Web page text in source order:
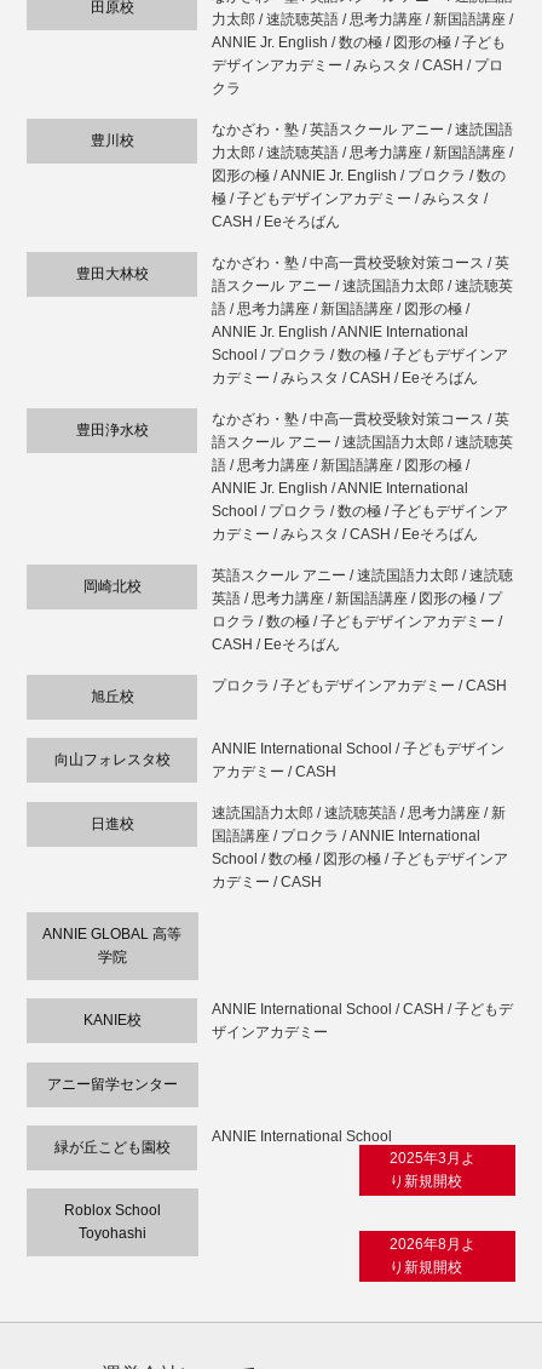
田原校
力太郎 / 速読聴英語 / 思考力講座 / 新国語講座 /
ANNIE Jr. English / 数の極 / 図形の極 / 子ども
デザインアカデミー / みらスタ / CASH / プロ
クラ
豊川校
なかざわ・塾 / 英語スクール アニー / 速読国語
力太郎 / 速読聴英語 / 思考力講座 / 新国語講座 /
図形の極 / ANNIE Jr. English / プロクラ / 数の
極 / 子どもデザインアカデミー / みらスタ /
CASH / Eeそろばん
豊田大林校
なかざわ・塾 / 中高一貫校受験対策コース / 英
語スクール アニー / 速読国語力太郎 / 速読聴英
語 / 思考力講座 / 新国語講座 / 図形の極 /
ANNIE Jr. English / ANNIE International
School / プロクラ / 数の極 / 子どもデザインア
カデミー / みらスタ / CASH / Eeそろばん
豊田浄水校
なかざわ・塾 / 中高一貫校受験対策コース / 英
語スクール アニー / 速読国語力太郎 / 速読聴英
語 / 思考力講座 / 新国語講座 / 図形の極 /
ANNIE Jr. English / ANNIE International
School / プロクラ / 数の極 / 子どもデザインア
カデミー / みらスタ / CASH / Eeそろばん
岡崎北校
英語スクール アニー / 速読国語力太郎 / 速読聴
英語 / 思考力講座 / 新国語講座 / 図形の極 / プ
ロクラ / 数の極 / 子どもデザインアカデミー /
CASH / Eeそろばん
旭丘校
プロクラ / 子どもデザインアカデミー / CASH
向山フォレスタ校
ANNIE International School / 子どもデザイン
アカデミー / CASH
日進校
速読国語力太郎 / 速読聴英語 / 思考力講座 / 新
国語講座 / プロクラ / ANNIE International
School / 数の極 / 図形の極 / 子どもデザインア
カデミー / CASH
ANNIE GLOBAL 高等
学院
KANIE校
ANNIE International School / CASH / 子どもデ
ザインアカデミー
アニー留学センター
緑が丘こども園校
ANNIE International School
2025年3月よ
り新規開校
Roblox School
Toyohashi
2026年8月よ
り新規開校